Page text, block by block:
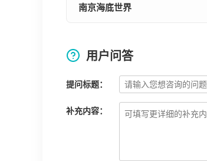
南京海底世界
用户问答
提问标题：
补充内容：